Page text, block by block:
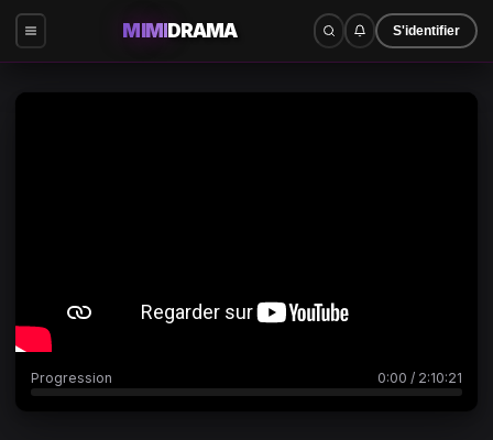
MIMIDRAMA S'identifier
2:10:21
Progression 0:00 / 2:10:21